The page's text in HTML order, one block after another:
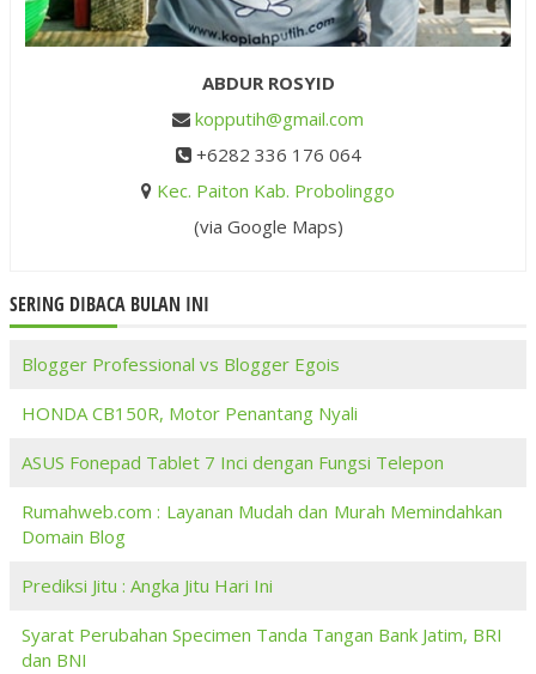
ABDUR ROSYID
kopputih@gmail.com
+6282 336 176 064
Kec. Paiton Kab. Probolinggo
(via Google Maps)
SERING DIBACA BULAN INI
Blogger Professional vs Blogger Egois
HONDA CB150R, Motor Penantang Nyali
ASUS Fonepad Tablet 7 Inci dengan Fungsi Telepon
Rumahweb.com : Layanan Mudah dan Murah Memindahkan
Domain Blog
Prediksi Jitu : Angka Jitu Hari Ini
Syarat Perubahan Specimen Tanda Tangan Bank Jatim, BRI
dan BNI